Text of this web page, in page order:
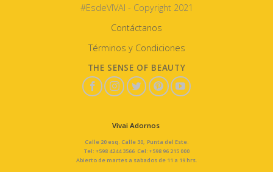
#EsdeVIVAI - Copyright 2021
Contáctanos
Términos y Condiciones
THE SENSE OF BEAUTY
Vivai Adornos
Calle 20 esq. Calle 30, Punta del Este.
Tel: +598 4244 3566 Cel: +598 96 215 000
Abierto de martes a sabados de 11 a 19 hrs.